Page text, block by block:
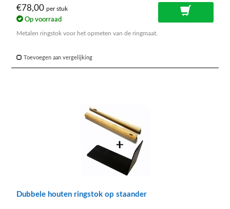
€78,00 per stuk
Op voorraad
Metalen ringstok voor het opmeten van de ringmaat.
Toevoegen aan vergelijking
Dubbele houten ringstok op staander